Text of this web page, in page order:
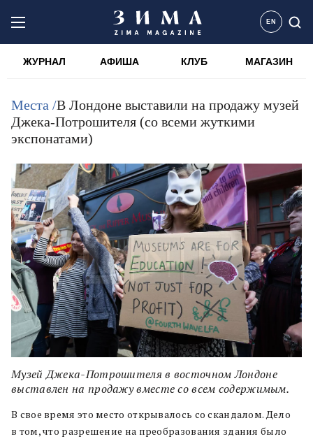
EN
ЖУРНАЛ АФИША КЛУБ МАГАЗИН
Места /В Лондоне выставили на продажу музей
Джека-Потрошителя (со всеми жуткими
экспонатами)
Музей Джека-Потрошителя в восточном Лондоне
выставлен на продажу вместе со всем содержимым.
В свое время это место открывалось со скандалом. Дело
в том, что разрешение на преобразования здания было